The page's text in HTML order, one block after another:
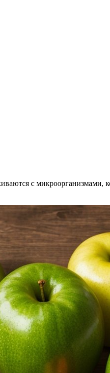
с микроорганизмами,